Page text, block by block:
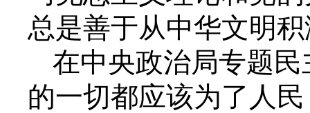
总是善于从中华文明
在中央政治局专题
的一切都应该为了人